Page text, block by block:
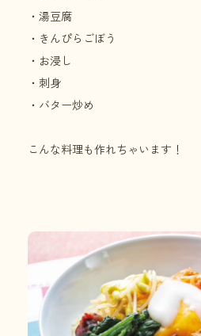
・湯豆腐
・きんぴらごぼう
・お浸し
・刺身
・バター炒め
こんな料理も作れちゃいます！